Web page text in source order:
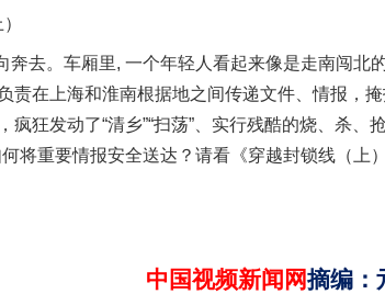
去。车厢里, 一个年轻人看起来像是走南闯北
责在上海和淮南根据地之间传递文件、情报，
狂发动了“清乡”“扫荡”、实行残酷的烧、杀、
将重要情报安全送达？请看《穿越封锁线（上）
中国视频新闻网摘编 ：
法官巧妙执行解纠纷